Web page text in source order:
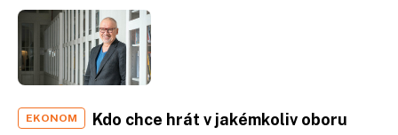
EKONOM
Kdo chce hrát v jakémkoliv oboru